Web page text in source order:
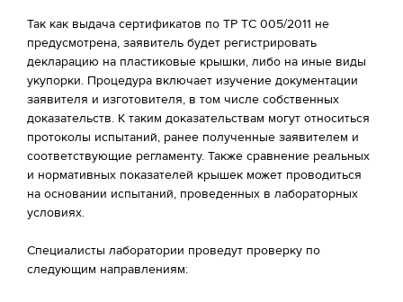
Так как выдача сертификатов по ТР ТС 005/2011 не
предусмотрена, заявитель будет регистрировать
декларацию на пластиковые крышки, либо на иные виды
укупорки. Процедура включает изучение документации
заявителя и изготовителя, в том числе собственных
доказательств. К таким доказательствам могут относиться
протоколы испытаний, ранее полученные заявителем и
соответствующие регламенту. Также сравнение реальных
и нормативных показателей крышек может проводиться
на основании испытаний, проведенных в лабораторных
условиях.
Специалисты лаборатории проведут проверку по
следующим направлениям: